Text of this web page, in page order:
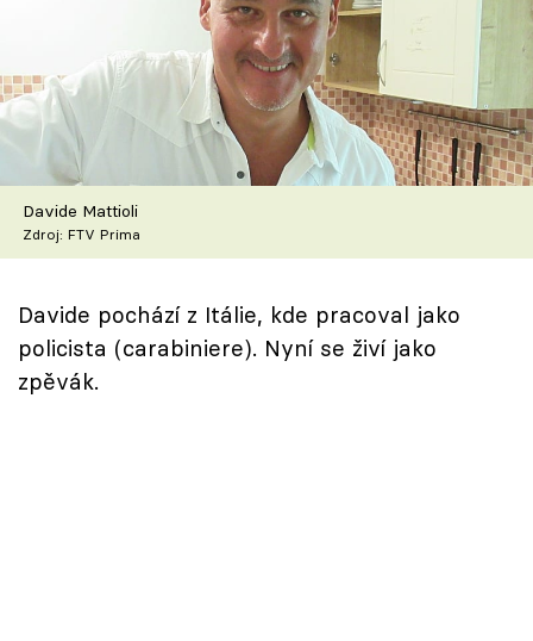
Články
TV Program
Škola vaření
Recepty z TV
Speciál: Cuketa
Těhotnej kuchař
Davide Mattioli
Zdroj: FTV Prima
Davide pochází z Itálie, kde pracoval jako
policista (carabiniere). Nyní se živí jako
zpěvák.